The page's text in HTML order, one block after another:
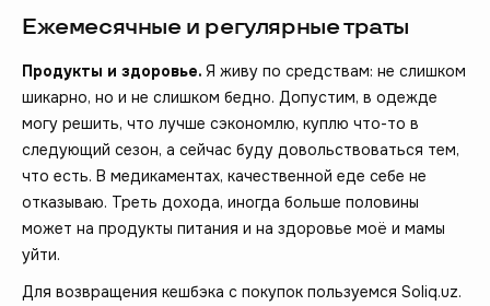
Ежемесячные и регулярные траты
Продукты и здоровье. Я живу по средствам: не слишком
шикарно, но и не слишком бедно. Допустим, в одежде
могу решить, что лучше сэкономлю, куплю что-то в
следующий сезон, а сейчас буду довольствоваться тем,
что есть. В медикаментах, качественной еде себе не
отказываю. Треть дохода, иногда больше половины
может на продукты питания и на здоровье моё и мамы
уйти.
Для возвращения кешбэка с покупок пользуемся Soliq.uz.